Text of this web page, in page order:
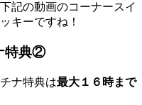
記の動画のコーナースイ
キーですね！
特典②
ナ特典は最大１６時まで